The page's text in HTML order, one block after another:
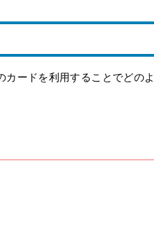
ードを利用することでどのよ